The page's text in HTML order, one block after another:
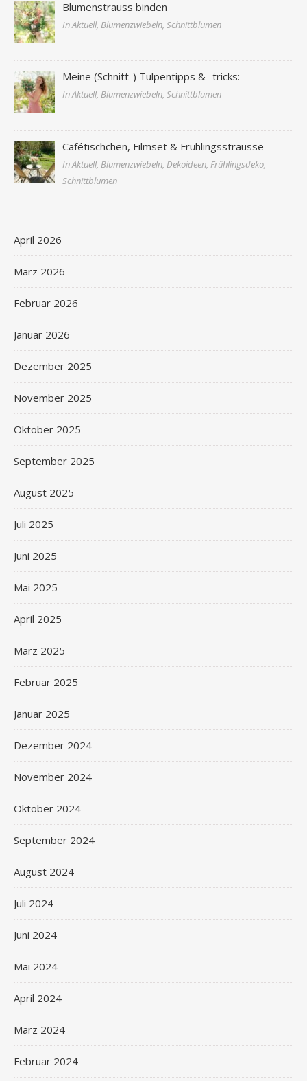
Blumenstrauss binden
In Aktuell, Blumenzwiebeln, Schnittblumen
Meine (Schnitt-) Tulpentipps & -tricks:
In Aktuell, Blumenzwiebeln, Schnittblumen
Cafétischchen, Filmset & Frühlingssträusse
In Aktuell, Blumenzwiebeln, Dekoideen, Frühlingsdeko,
Schnittblumen
April 2026
März 2026
Februar 2026
Januar 2026
Dezember 2025
November 2025
Oktober 2025
September 2025
August 2025
Juli 2025
Juni 2025
Mai 2025
April 2025
März 2025
Februar 2025
Januar 2025
Dezember 2024
November 2024
Oktober 2024
September 2024
August 2024
Juli 2024
Juni 2024
Mai 2024
April 2024
März 2024
Februar 2024